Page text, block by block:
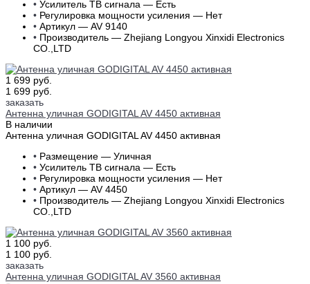
• Усилитель ТВ сигнала — Есть
• Регулировка мощности усиления — Нет
• Артикул — AV 9140
• Производитель — Zhejiang Longyou Xinxidi Electronics
CO.,LTD
1 699 руб.
1 699 руб.
заказать
Антенна уличная GODIGITAL AV 4450 активная
В наличии
Антенна уличная GODIGITAL AV 4450 активная
• Размещение — Уличная
• Усилитель ТВ сигнала — Есть
• Регулировка мощности усиления — Нет
• Артикул — AV 4450
• Производитель — Zhejiang Longyou Xinxidi Electronics
CO.,LTD
1 100 руб.
1 100 руб.
заказать
Антенна уличная GODIGITAL AV 3560 активная